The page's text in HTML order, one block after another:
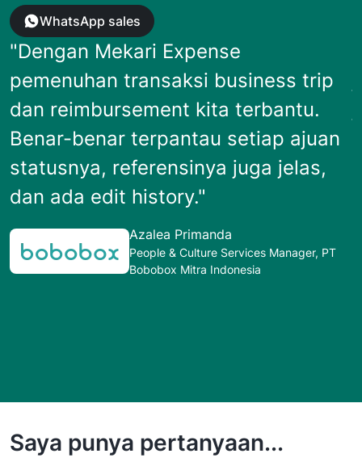
WhatsApp sales
"Dengan Mekari Expense
pemenuhan transaksi business trip
dan reimbursement kita terbantu.
Benar-benar terpantau setiap ajuan
statusnya, referensinya juga jelas,
dan ada edit history."
Azalea Primanda
People & Culture Services Manager, PT
Bobobox Mitra Indonesia
Saya punya pertanyaan...